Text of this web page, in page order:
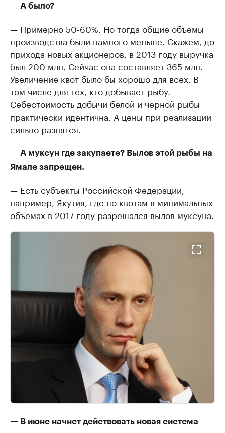
— А было?
— Примерно 50-60%. Но тогда общие объемы
производства были намного меньше. Скажем, до
прихода новых акционеров, в 2013 году выручка
был 200 млн. Сейчас она составляет 365 млн.
Увеличение квот было бы хорошо для всех. В
том числе для тех, кто добывает рыбу.
Себестоимость добычи белой и черной рыбы
практически идентична. А цены при реализации
сильно разнятся.
— А муксун где закупаете? Вылов этой рыбы на
Ямале запрещен.
— Есть субъекты Российской Федерации,
например, Якутия, где по квотам в минимальных
объемах в 2017 году разрешался вылов муксуна.
— В июне начнет действовать новая система